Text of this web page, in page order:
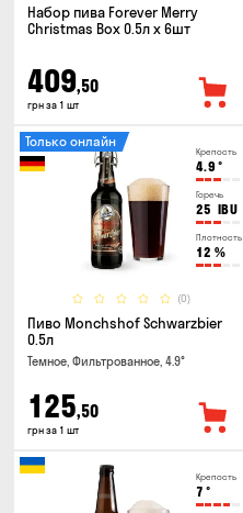
Набор пива Forever Merry
Christmas Box 0.5л x 6шт
409,50
грн за 1 шт
Крепость
4.9 °
Горечь
25 IBU
Плотность
12 %
(0)
Только онлайн
Пиво Monchshof Schwarzbier
0.5л
Темное, Фильтрованное, 4.9°
125,50
грн за 1 шт
Крепость
7 °